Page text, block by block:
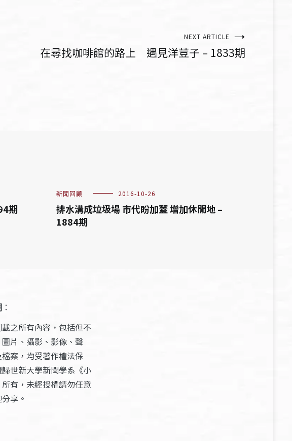
NEXT ARTICLE
在尋找咖啡館的路上 遇見洋荳子 – 1833期
期
新聞回顧 2016-10-26
排水溝成垃圾場 市代盼加蓋 增加休閒地 –
1884期
：
之所有內容，包括但不
片、攝影、影像、聲
案，均受著作權法保
世新大學新聞學系《小
有，未經授權請勿任意
享。